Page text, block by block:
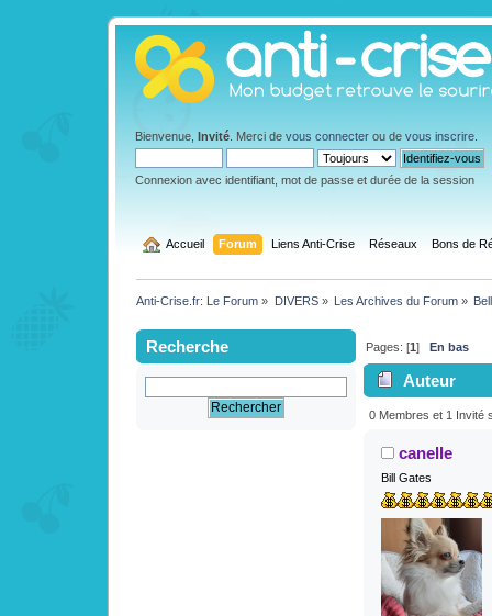
Bienvenue, Invité . Merci de vous connecter ou de vous inscrire
Connexion avec identifiant, mot de passe et durée de la session
Accueil Forum Liens Anti-Crise Réseaux Bons de
Anti-Crise.fr: Le Forum » DIVERS» Les Archives du Forum»
Recherche Pages: [1]En bas
Auteur
légère
0 Membres et 1 Invité
canelle
Bill Gates